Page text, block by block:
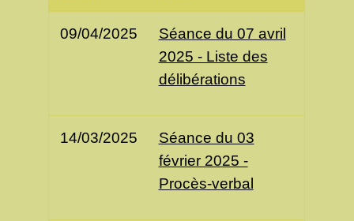
09/04/2025
Séance du 07 avril
2025 - Liste des
délibérations
14/03/2025
Séance du 03
février 2025 -
Procès-verbal